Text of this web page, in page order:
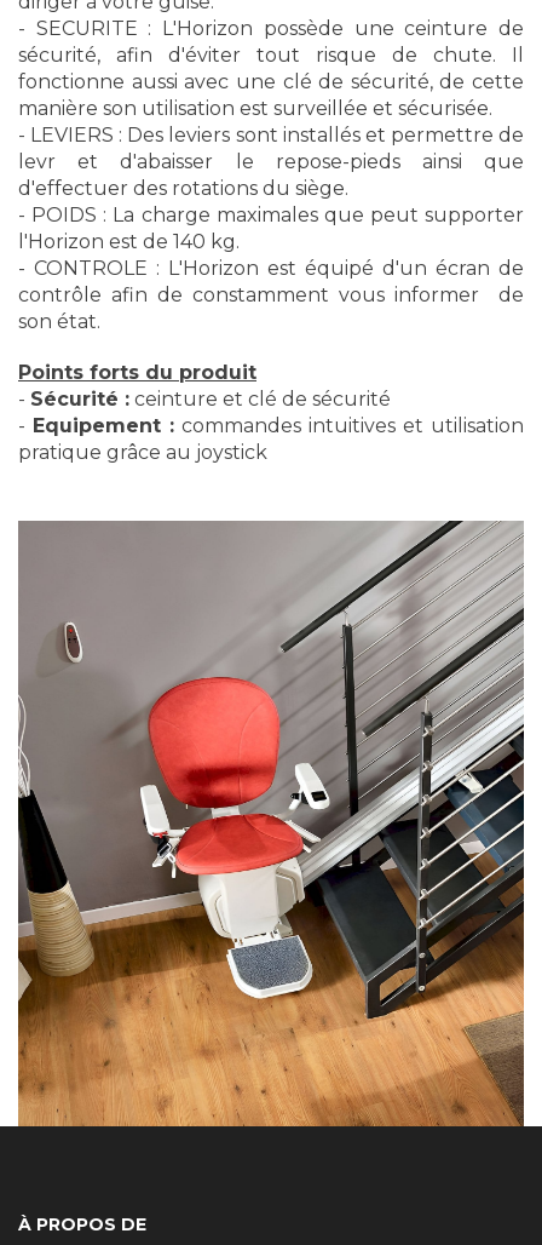
- SECURITE : L'Horizon possède une ceinture de
sécurité, afin d'éviter tout risque de chute. Il
fonctionne aussi avec une clé de sécurité, de cette
manière son utilisation est surveillée et sécurisée.
- LEVIERS : Des leviers sont installés et permettre de
levr et d'abaisser le repose-pieds ainsi que
d'effectuer des rotations du siège.
- POIDS : La charge maximales que peut supporter
l'Horizon est de 140 kg.
- CONTROLE : L'Horizon est équipé d'un écran de
contrôle afin de constamment vous informer de
son état.
Points forts du produit
- Sécurité : ceinture et clé de sécurité
- Equipement : commandes intuitives et utilisation
pratique grâce au joystick
À PROPOS DE